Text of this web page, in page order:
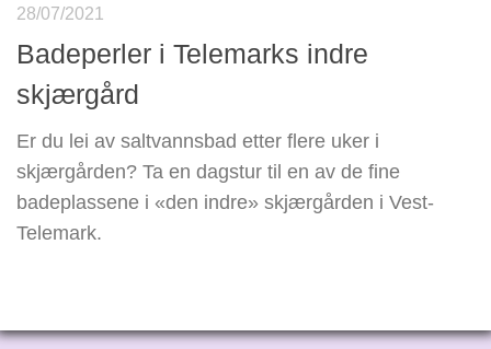
28/07/2021
Badeperler i Telemarks indre
skjærgård
Er du lei av saltvannsbad etter flere uker i
skjærgården? Ta en dagstur til en av de fine
badeplassene i «den indre» skjærgården i Vest-
Telemark.